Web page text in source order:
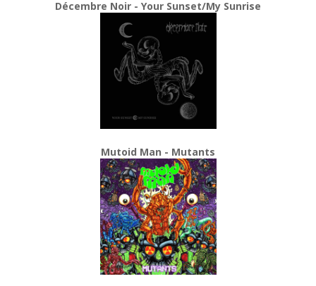
Décembre Noir - Your Sunset/My Sunrise
Mutoid Man - Mutants